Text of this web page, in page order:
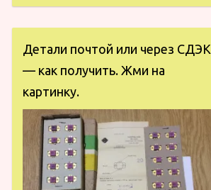
Детали почтой или через СДЭК
— как получить. Жми на
картинку.